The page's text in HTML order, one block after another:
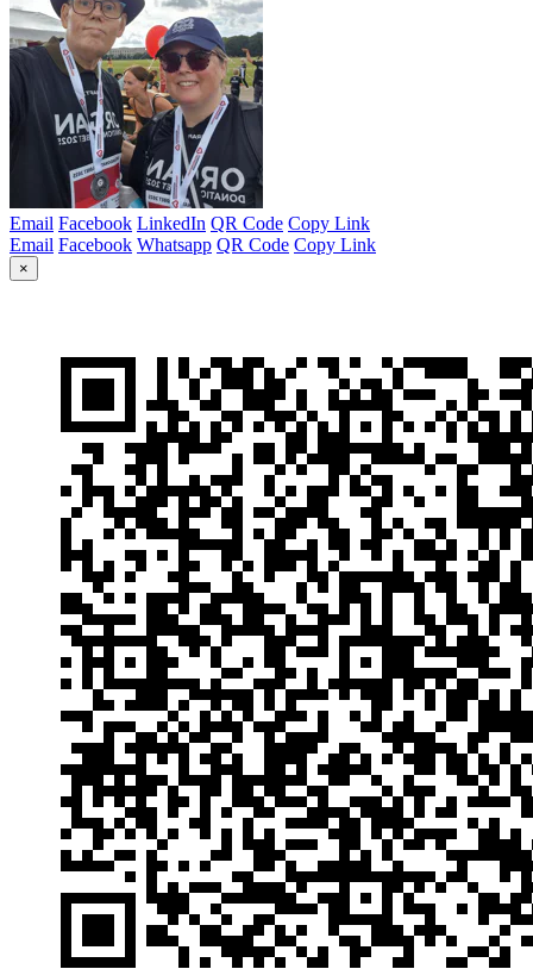
Email Facebook LinkedIn QR Code Copy Link
Email Facebook Whatsapp QR Code Copy Link
×